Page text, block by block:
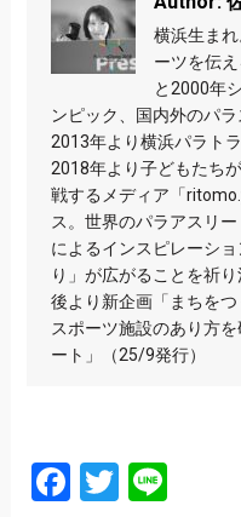
横浜生ま
ーツを伝
と2000年
ンピック、国内外のパ
2013年より横浜パラト
2018年より子どもたち
戦するメディア「
ス。世界のパラアスリ
によるインスピレーシ
り」が広がることを祈
後より新企画「まちを
スポーツ施設のあり方
ート」（25/9発行）
Facebook
Twitter
Line